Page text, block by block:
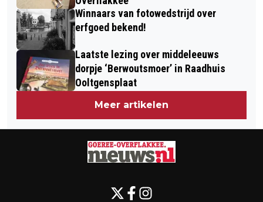
Winnaars van fotowedstrijd over
erfgoed bekend!
Laatste lezing over middeleeuws
dorpje ‘Berwoutsmoer’ in Raadhuis
Ooltgensplaat
Meer artikelen